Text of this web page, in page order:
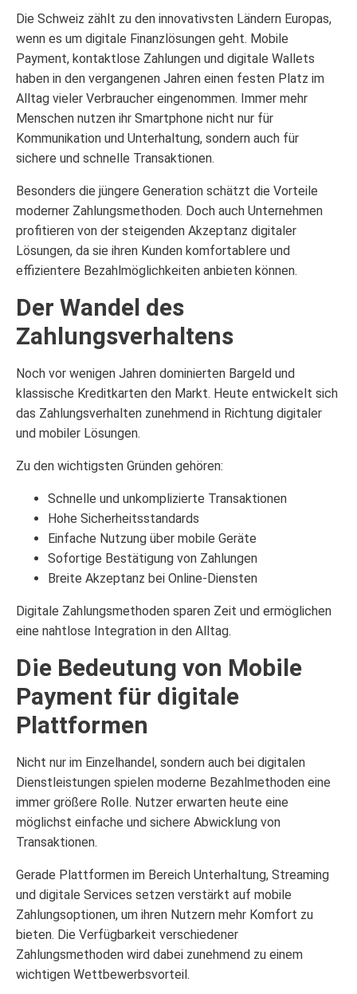
Die Schweiz zählt zu den innovativsten Ländern Europas,
wenn es um digitale Finanzlösungen geht. Mobile
Payment, kontaktlose Zahlungen und digitale Wallets
haben in den vergangenen Jahren einen festen Platz im
Alltag vieler Verbraucher eingenommen. Immer mehr
Menschen nutzen ihr Smartphone nicht nur für
Kommunikation und Unterhaltung, sondern auch für
sichere und schnelle Transaktionen.
Besonders die jüngere Generation schätzt die Vorteile
moderner Zahlungsmethoden. Doch auch Unternehmen
profitieren von der steigenden Akzeptanz digitaler
Lösungen, da sie ihren Kunden komfortablere und
effizientere Bezahlmöglichkeiten anbieten können.
Der Wandel des
Zahlungsverhaltens
Noch vor wenigen Jahren dominierten Bargeld und
klassische Kreditkarten den Markt. Heute entwickelt sich
das Zahlungsverhalten zunehmend in Richtung digitaler
und mobiler Lösungen.
Zu den wichtigsten Gründen gehören:
Schnelle und unkomplizierte Transaktionen
Hohe Sicherheitsstandards
Einfache Nutzung über mobile Geräte
Sofortige Bestätigung von Zahlungen
Breite Akzeptanz bei Online-Diensten
Digitale Zahlungsmethoden sparen Zeit und ermöglichen
eine nahtlose Integration in den Alltag.
Die Bedeutung von Mobile
Payment für digitale
Plattformen
Nicht nur im Einzelhandel, sondern auch bei digitalen
Dienstleistungen spielen moderne Bezahlmethoden eine
immer größere Rolle. Nutzer erwarten heute eine
möglichst einfache und sichere Abwicklung von
Transaktionen.
Gerade Plattformen im Bereich Unterhaltung, Streaming
und digitale Services setzen verstärkt auf mobile
Zahlungsoptionen, um ihren Nutzern mehr Komfort zu
bieten. Die Verfügbarkeit verschiedener
Zahlungsmethoden wird dabei zunehmend zu einem
wichtigen Wettbewerbsvorteil.